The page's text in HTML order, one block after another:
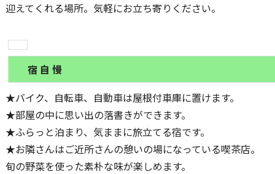
迎えてくれる場所。気軽にお立ち寄りください。
宿 自 慢
★バイク、自転車、自動車は屋根付車庫に置けます。
★部屋の中に思い出の落書きができます。
★ふらっと泊まり、気ままに旅立てる宿です。
★お隣さんはご近所さんの憩いの場になっている喫茶店。
旬の野菜を使った素朴な味が楽しめます。